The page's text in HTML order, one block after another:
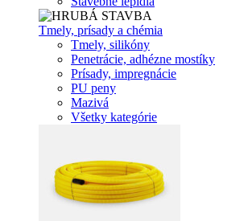
Tmely, prísady a chémia
Tmely, silikóny
Penetrácie, adhézne mostíky
Prísady, impregnácie
PU peny
Mazivá
Všetky kategórie